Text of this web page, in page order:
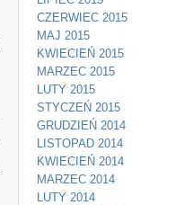
CZERWIEC 2015
MAJ 2015
KWIECIEŃ 2015
MARZEC 2015
LUTY 2015
STYCZEŃ 2015
GRUDZIEŃ 2014
LISTOPAD 2014
KWIECIEŃ 2014
MARZEC 2014
LUTY 2014